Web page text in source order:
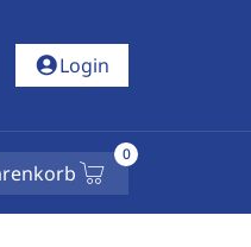
account_circleLogin
0